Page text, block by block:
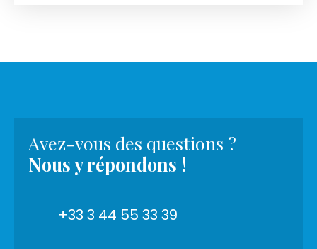
Avez-vous des questions ?
Nous y répondons !
+33 3 44 55 33 39